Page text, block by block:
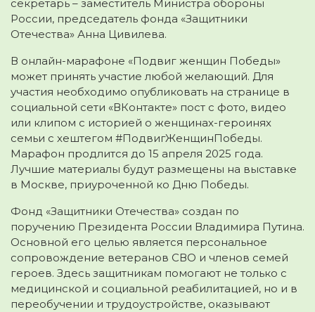
секретарь – заместитель Министра обороны
России, председатель фонда «Защитники
Отечества» Анна Цивилева.
В онлайн-марафоне «Подвиг женщин Победы»
может принять участие любой желающий. Для
участия необходимо опубликовать на странице в
социальной сети «ВКонтакте» пост с фото, видео
или клипом с историей о женщинах-героинях
семьи с хештегом #ПодвигЖенщинПобеды.
Марафон продлится до 15 апреля 2025 года.
Лучшие материалы будут размещены на выставке
в Москве, приуроченной ко Дню Победы.
Фонд «Защитники Отечества» создан по
поручению Президента России Владимира Путина.
Основной его целью является персональное
сопровождение ветеранов СВО и членов семей
героев. Здесь защитникам помогают не только с
медицинской и социальной реабилитацией, но и в
переобучении и трудоустройстве, оказывают